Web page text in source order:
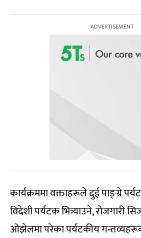
कार्यक्रममा वक्ताहरूले दुई पाङ्ग्रे
विदेशी पर्यटक भित्र्याउने, रोजगारी
ओझेलमा परेका पर्यटकीय गन्तव्यहरूको